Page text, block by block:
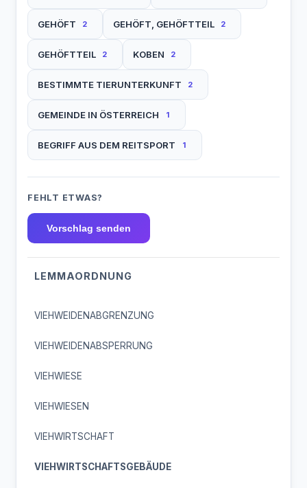
GEHÖFT 2 GEHÖFT, GEHÖFTTEIL 2
GEHÖFTTEIL 2 KOBEN 2
BESTIMMTE TIERUNTERKUNFT 2
GEMEINDE IN ÖSTERREICH 1
BEGRIFF AUS DEM REITSPORT 1
FEHLT ETWAS?
Vorschlag senden
LEMMAORDNUNG
VIEHWEIDENABGRENZUNG
VIEHWEIDENABSPERRUNG
VIEHWIESE
VIEHWIESEN
VIEHWIRTSCHAFT
VIEHWIRTSCHAFTSGEBÄUDE